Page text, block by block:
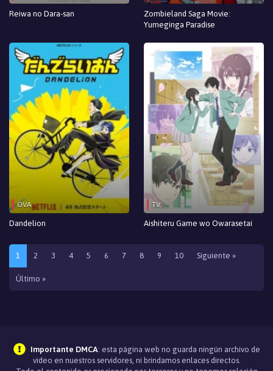
Reiwa no Dara-san
Zombieland Saga Movie:
Yumeginga Paradise
OVA
Dandelion
TV
Aishiteru Game wo Owarasetai
1 2 3 4 5 6 7 8 9 10 Siguiente »
Último »
Importante DMCA: esta página web no guarda ningún archivo de
video en nuestros servidores, ni brindamos enlaces directos.